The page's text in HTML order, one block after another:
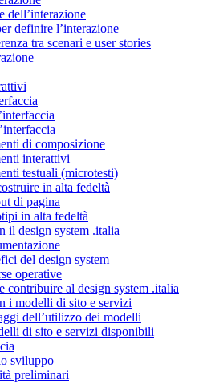
dell’interazione
definire l’interazione
tra scenari e user stories
di composizione
interattivi
testuali (microtesti)
in alta fedeltà
di pagina
in alta fedeltà
il design system .italia
del design system
operative
contribuire al design system .italia
i modelli di sito e servizi
dell’utilizzo dei modelli
di sito e servizi disponibili
sviluppo
preliminari